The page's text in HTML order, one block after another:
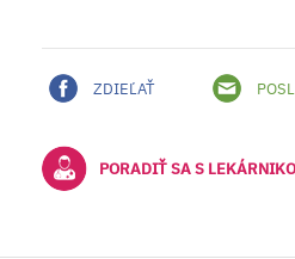
ZDIEĽAŤ
PORADIŤ SA S